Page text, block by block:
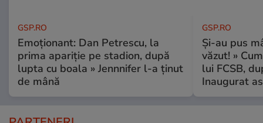
GSP.RO
Emoționant: Dan Petrescu, la
prima apariție pe stadion, după
lupta cu boala » Jennnifer l-a ținut
de mână
GSP.RO
Și-au pus
văzut! »
lui FCSB,
Inaugurat